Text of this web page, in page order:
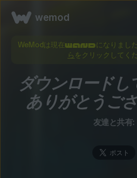
wemod
WeModは現在 になりまし
ら をクリックしてく
ダウンロードし
ありがとうご
友達と共有: